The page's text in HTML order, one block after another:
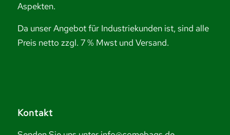
Aspekten.
Da unser Angebot für Industriekunden ist, sind alle
Preis netto zzgl. 7 % Mwst und Versand.
Kontakt